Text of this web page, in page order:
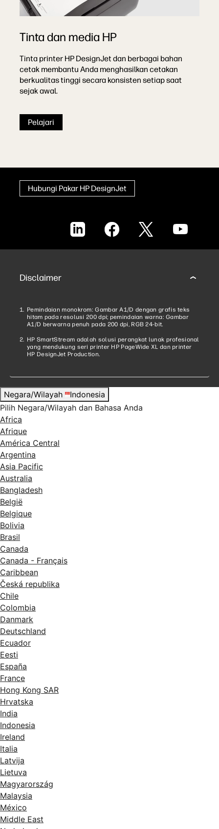
Tinta dan media HP
Tinta printer HP DesignJet dan berbagai bahan
cetak membantu Anda menghasilkan cetakan
berkualitas tinggi secara konsisten setiap saat
sejak awal.
Pelajari
Hubungi Pakar HP DesignJet
LinkedIn Facebook X YouTube
Disclaimer
Pemindaian monokrom: Gambar A1/D dengan grafis teks
hitam pada resolusi 200 dpi; pemindaian warna: Gambar
A1/D berwarna penuh pada 200 dpi, RGB 24-bit.
HP SmartStream adalah solusi perangkat lunak profesional
yang mendukung seri printer HP PageWide XL dan printer
HP DesignJet Production.
Negara/Wilayah
Indonesia
Pilih Negara/Wilayah dan Bahasa Anda
Africa
Afrique
América Central
Argentina
Asia Pacific
Australia
Bangladesh
België
Belgique
Bolivia
Brasil
Canada
Canada - Français
Caribbean
Česká republika
Chile
Colombia
Danmark
Deutschland
Ecuador
Eesti
España
France
Hong Kong SAR
Hrvatska
India
Indonesia
Ireland
Italia
Latvija
Lietuva
Magyarország
Malaysia
México
Middle East